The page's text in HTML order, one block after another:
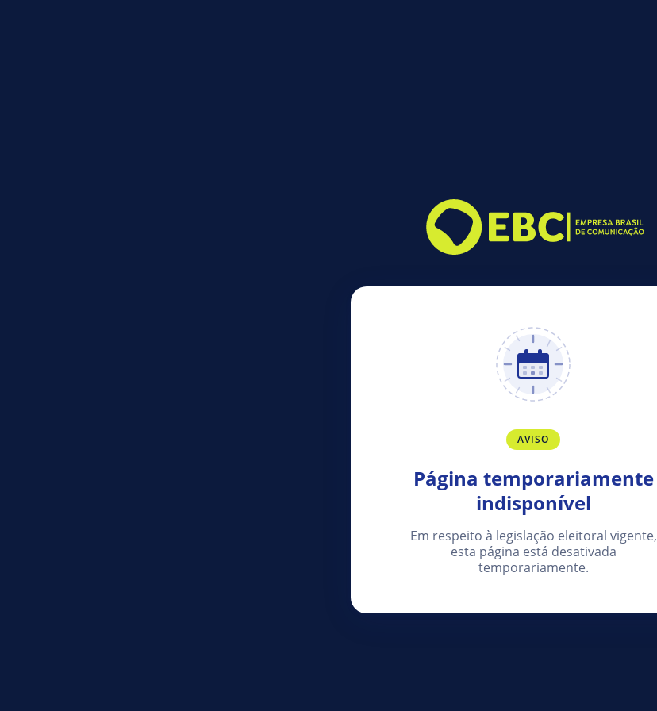
AVISO
Página temporariamente
indisponível
Em respeito à legislação eleitoral vigente,
esta página está desativada
temporariamente.